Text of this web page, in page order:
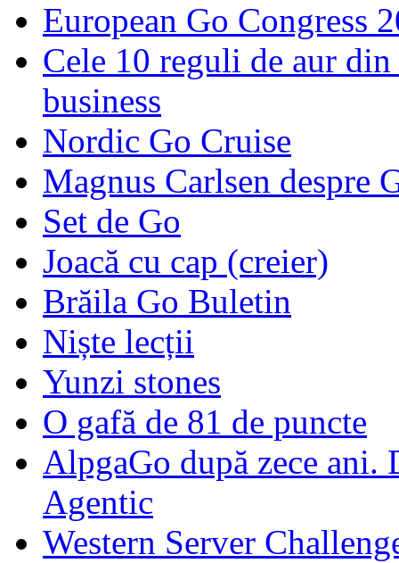
European Go Congress
Cele 10 reguli de aur
business
Nordic Go Cruise
Magnus Carlsen despre
Set de Go
Joacă cu cap (creier)
Brăila Go Buletin
Niște lecții
Yunzi stones
O gafă de 81 de puncte
AlpgaGo după zece ani.
Agentic
Western Server